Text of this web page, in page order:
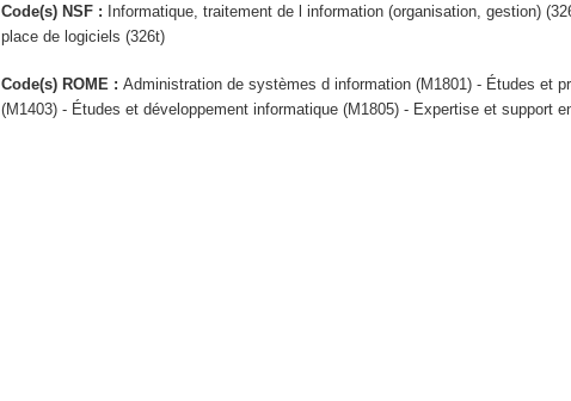
Code(s) NSF : Informatique, traitement de l information (organisation, gestion)
place de logiciels (326t)
Code(s) ROME :Administration de systèmes d information (M1801) - Études et
(M1403) - Études et développement informatique (M1805) - Expertise et support